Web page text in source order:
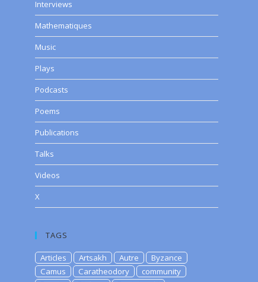
Interviews
Mathematiques
Music
Plays
Podcasts
Poems
Publications
Talks
Videos
X
TAGS
Articles Artsakh Autre
Byzance
Camus
Caratheodory
community